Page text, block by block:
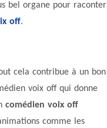
bel organe pour raconter
off.
cela contribue à un bon
voix off qui donne
comédien voix off
comme les